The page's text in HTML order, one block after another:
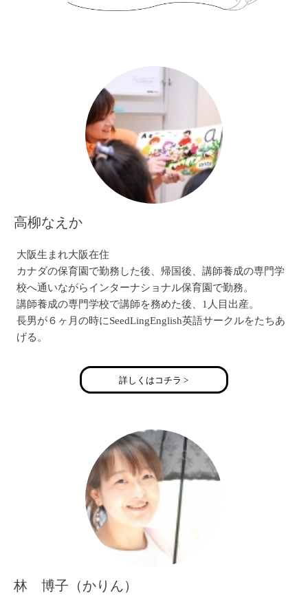
高柳なえか
大阪生まれ大阪在住
カナダの保育園で勤務した後、帰国後、講師養成の専門学
校へ通いながらインターナショナル保育園で勤務。
講師養成の専門学校で講師を務めた後、1人目出産。
長男が６ヶ月の時にSeedLingEnglish英語サークルをたちあ
げる。
H.P. www.seedling-ec.com
blog http://ameblo.jp/naecat/
詳しくはコチラ >
林 博子（かりん）